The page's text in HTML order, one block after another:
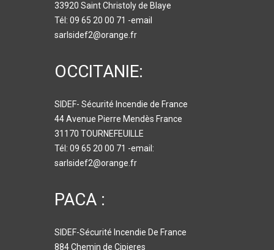
33920 Saint Christoly de Blaye
Tél: 09 65 20 00 71 -email
sarlsidef2@orange.fr
OCCITANIE:
SIDEF- Sécurité Incendie de France
44 Avenue Pierre Mendès France
31170 TOURNEFEUILLE
Tél: 09 65 20 00 71 -email:
sarlsidef2@orange.fr
PACA :
SIDEF-Sécurité Incendie De France
884 Chemin de Cipieres